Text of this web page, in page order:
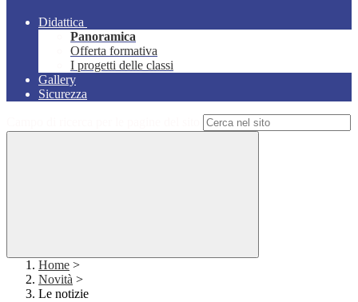
Didattica
Panoramica
Offerta formativa
I progetti delle classi
Gallery
Sicurezza
Home >
Novità >
Le notizie